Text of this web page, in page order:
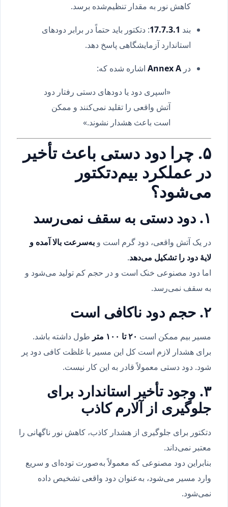
کاهش نور به مقدار تنظیم‌شده برسد.
بند17.7.3.1: دتکتور باید حتماً در برابر دودهای
استاندارد آزمایشگاهی پاسخ دهد.
در Annex Aاشاره شده که:
«اسپری دود یا دودهای دستی رفتار دود
آتش واقعی را تقلید نمی‌کنند و ممکن
است باعث هشدار نشوند.»
۵. چرا دود دستی باعث تأخیر
در عملکرد بیم‌دتکتور
می‌شود؟
۱. دود دستی به سقف نمی‌رسد
در یک آتش واقعی، دود گرم است وبه‌سرعت بالا آمده و
لایهٔ دود را تشکیل می‌دهد.
اما دود مصنوعی خنک است و در حجم کم تولید می‌شود و
به سقف نمی‌رسد.
۲. حجم دود ناکافی است
مسیر بیم ممکن است۲۰ تا ۱۰۰ متر
طول داشته باشد.
برای هشدار لازم است کل این مسیر با غلظت کافی دود پر
شود. دود دستی معمولاً قادر به این کار نیست.
۳. وجود تأخیر استاندارد برای
جلوگیری از آلارم کاذب
دتکتور برای جلوگیری از هشدار کاذب، کاهش نور ناگهانی را
معتبر نمی‌داند.
بنابراین دود مصنوعی که معمولاً به‌صورت توده‌ای و سریع
وارد مسیر می‌شود، به‌عنوان دود واقعی تشخیص داده
نمی‌شود.